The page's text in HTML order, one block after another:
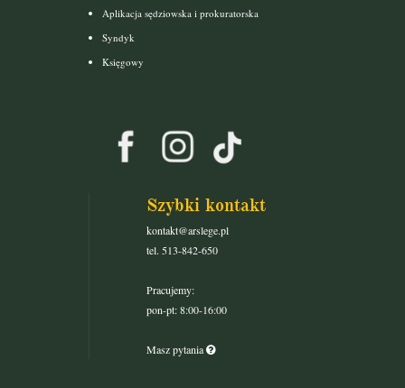
Aplikacja sędziowska i prokuratorska
Syndyk
Księgowy
Szybki kontakt
kontakt@arslege.pl
tel. 513-842-650
Pracujemy:
pon-pt: 8:00-16:00
Masz pytania